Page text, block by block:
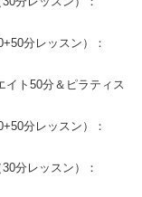
分レッスン）：
イト50分＆ピラティス
分レッスン）：
分レッスン）：